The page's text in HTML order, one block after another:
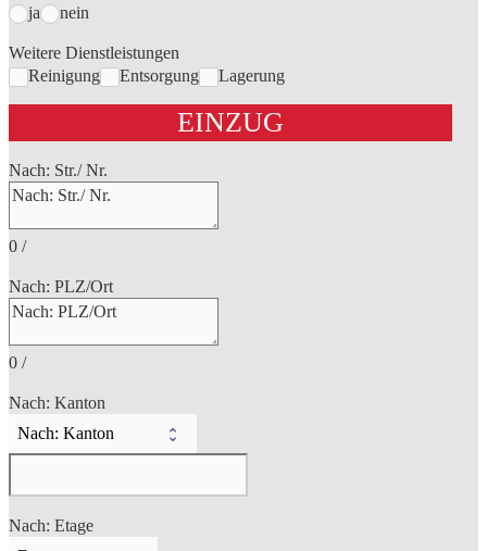
ja
nein
Weitere Dienstleistungen
Reinigung
Entsorgung Lagerung
EINZUG
Nach: Str./ Nr.
0 /
Nach: PLZ/Ort
0 /
Nach: Kanton
Nach: Etage